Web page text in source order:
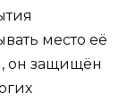
место её
он защищён